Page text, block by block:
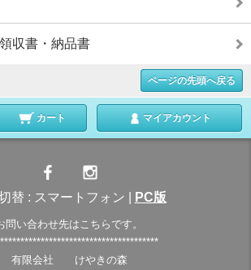
収書・納品書
ページの先頭へ戻る
カート マイアカウント
替 : スマートフォン PC版
問い合わせ先はこちらです。
有限会社 けやきの森